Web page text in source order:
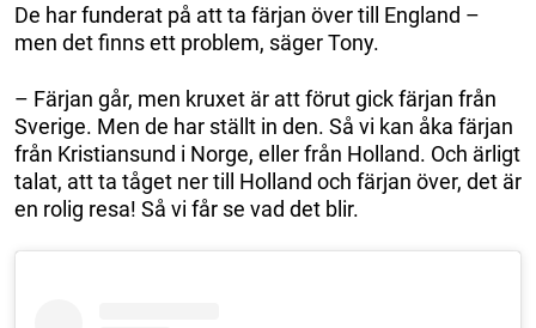
De har funderat på att ta färjan över till England –
men det finns ett problem, säger Tony.
– Färjan går, men kruxet är att förut gick färjan från
Sverige. Men de har ställt in den. Så vi kan åka färjan
från Kristiansund i Norge, eller från Holland. Och ärligt
talat, att ta tåget ner till Holland och färjan över, det är
en rolig resa! Så vi får se vad det blir.